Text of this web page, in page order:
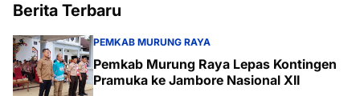
Berita Terbaru
PEMKAB MURUNG RAYA
Pemkab Murung Raya Lepas Kontingen
Pramuka ke Jambore Nasional XII